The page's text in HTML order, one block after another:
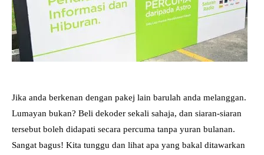
Jika anda berkenan dengan pakej lain barulah anda melanggan.
Lumayan bukan? Beli dekoder sekali sahaja, dan siaran-siaran
tersebut boleh didapati secara percuma tanpa yuran bulanan.
Sangat bagus! Kita tunggu dan lihat apa yang bakal ditawarkan